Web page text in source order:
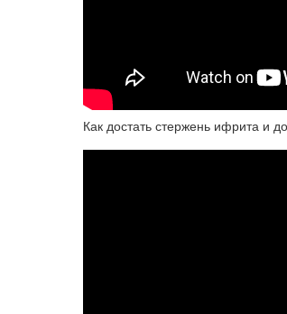
Как достать стержень ифрита и